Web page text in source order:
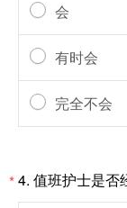
会
有时会
完全不会
*4. 值班护士是否